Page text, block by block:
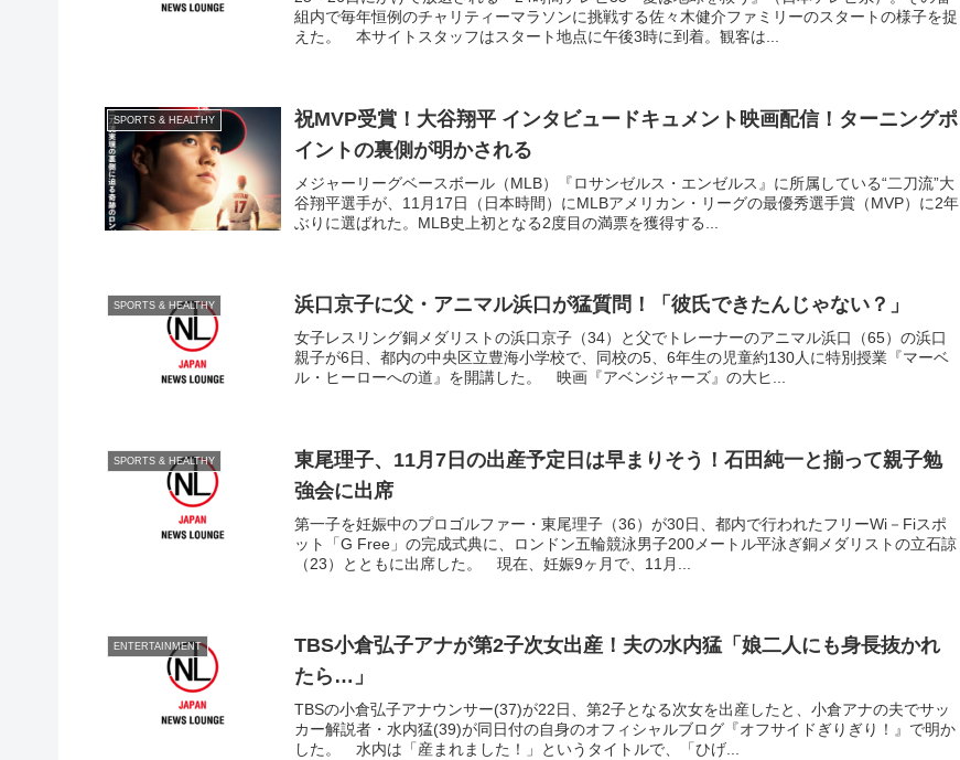
組内で毎年恒例のチャリティーマラソンに挑戦する佐々木健介ファミリーのスタートの様子を捉
えた。 本サイトスタッフはスタート地点に午後3時に到着。観客は...
SPORTS & HEALTHY
祝MVP受賞！大谷翔平 インタビュードキュメント映画配信！ターニングポ
イントの裏側が明かされる
メジャーリーグベースボール（MLB）『ロサンゼルス・エンゼルス』に所属している“二刀流”大
谷翔平選手が、11月17日（日本時間）にMLBアメリカン・リーグの最優秀選手賞（MVP）に2年
ぶりに選ばれた。MLB史上初となる2度目の満票を獲得する...
SPORTS & HEALTHY 浜口京子に父・アニマル浜口が猛質問！「彼氏できたんじゃない？」
女子レスリング銅メダリストの浜口京子（34）と父でトレーナーのアニマル浜口（65）の浜口
親子が6日、都内の中央区立豊海小学校で、同校の5、6年生の児童約130人に特別授業『マーベ
ル・ヒーローへの道』を開講した。 映画『アベンジャーズ』の大ヒ...
SPORTS & HEALTHY
東尾理子、11月7日の出産予定日は早まりそう！石田純一と揃って親子勉
強会に出席
第一子を妊娠中のプロゴルファー・東尾理子（36）が30日、都内で行われたフリーWi－Fiスポ
ット「G Free」の完成式典に、ロンドン五輪競泳男子200メートル平泳ぎ銅メダリストの立石諒
（23）とともに出席した。 現在、妊娠9ヶ月で、11月...
ENTERTAINMENT
TBS小倉弘子アナが第2子次女出産！夫の水内猛「娘二人にも身長抜かれ
たら…」
TBSの小倉弘子アナウンサー(37)が22日、第2子となる次女を出産したと、小倉アナの夫でサッ
カー解説者・水内猛(39)が同日付の自身のオフィシャルブログ『オフサイドぎりぎり！』で明か
した。 水内は「産まれました！」というタイトルで、「ひげ...